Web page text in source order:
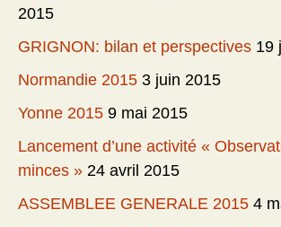
2015
GRIGNON: bilan et perspectives 19
Normandie 2015 3 juin 2015
Yonne 2015 9 mai 2015
Lancement d’une activité «
minces » 24 avril 2015
ASSEMBLEE GENERALE 2015 4